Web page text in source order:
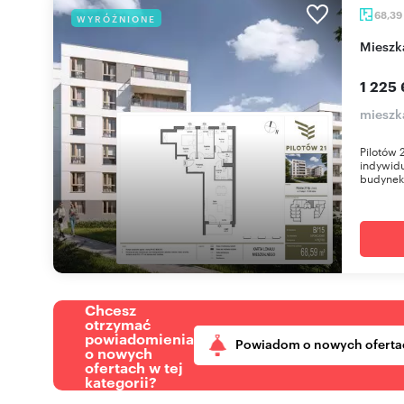
WYRÓŻNIONE 68,39
1 225
Pilotów
Chcesz
otrzymać
powiadomienia
o nowych
ofertach w tej
kategorii?
Powiadom o nowych